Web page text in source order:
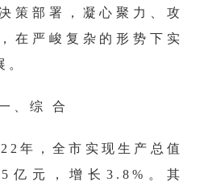
策部署，凝心聚力、攻
在严峻复杂的形势下实
。
、综 合
22 年 ，全市实现生产总值
亿元，增长 3.8 %。其